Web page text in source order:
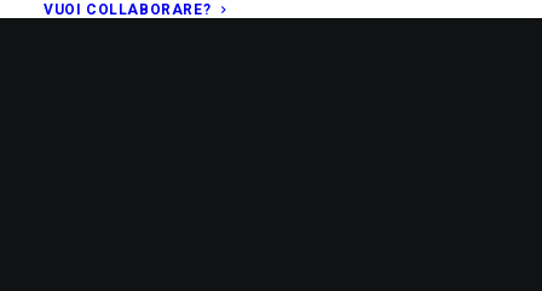
VUOI COLLABORARE?